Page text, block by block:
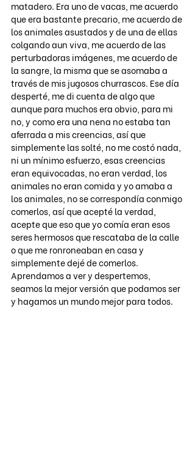
matadero. Era uno de vacas, me acuerdo
que era bastante precario, me acuerdo de
los animales asustados y de una de ellas
colgando aun viva, me acuerdo de las
perturbadoras imágenes, me acuerdo de
la sangre, la misma que se asomaba a
través de mis jugosos churrascos. Ese día
desperté, me di cuenta de algo que
aunque para muchos era obvio, para mi
no, y como era una nena no estaba tan
aferrada a mis creencias, así que
simplemente las solté, no me costó nada,
ni un mínimo esfuerzo, esas creencias
eran equivocadas, no eran verdad, los
animales no eran comida y yo amaba a
los animales, no se correspondía conmigo
comerlos, así que acepté la verdad,
acepte que eso que yo comía eran esos
seres hermosos que rescataba de la calle
o que me ronroneaban en casa y
simplemente dejé de comerlos.
Aprendamos a ver y despertemos,
seamos la mejor versión que podamos ser
y hagamos un mundo mejor para todos.